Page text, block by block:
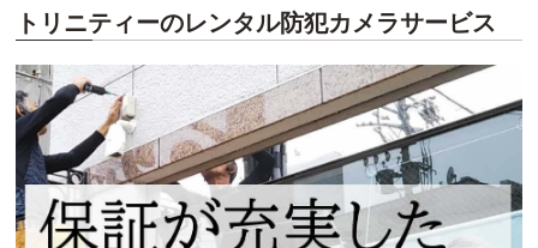
トリニティーのレンタル防犯カメラサービス